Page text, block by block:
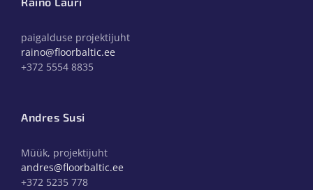
paigalduse projektijuht
raino@floorbaltic.ee
+372 5554 8835
Andres Susi
Müük, projektijuht
andres@floorbaltic.ee
+372 5235 778